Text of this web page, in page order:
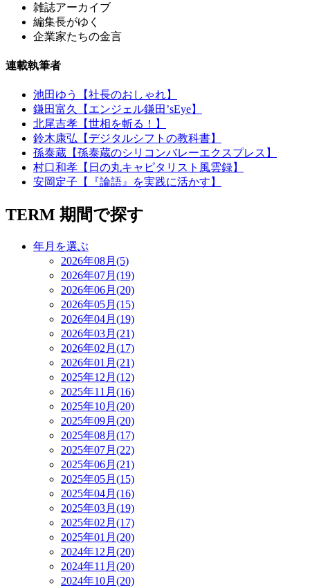
雑誌アーカイブ
編集長がゆく
企業家たちの金言
連載執筆者
池田ゆう【社長のおしゃれ】
鎌田富久【エンジェル鎌田’sEye】
北尾吉孝【世相を斬る！】
鈴木康弘【デジタルシフトの教科書】
孫泰蔵【孫泰蔵のシリコンバレーエクスプレス】
村口和孝【日の丸キャピタリスト風雲録】
安岡定子【『論語』を実践に活かす】
TERM 期間で探す
年月を選ぶ
2026年08月(5)
2026年07月(19)
2026年06月(20)
2026年05月(15)
2026年04月(19)
2026年03月(21)
2026年02月(17)
2026年01月(21)
2025年12月(12)
2025年11月(16)
2025年10月(20)
2025年09月(20)
2025年08月(17)
2025年07月(22)
2025年06月(21)
2025年05月(15)
2025年04月(16)
2025年03月(19)
2025年02月(17)
2025年01月(20)
2024年12月(20)
2024年11月(20)
2024年10月(20)